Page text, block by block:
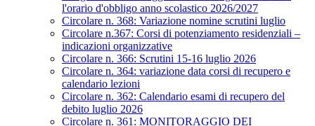
l'orario d'obbligo anno scolastico 2026/2027
Circolare n. 368: Variazione nomine scrutini luglio
Circolare n.367: Corsi di potenziamento residenziali –
indicazioni organizzative
Circolare n. 366: Scrutini 15-16 luglio 2026
Circolare n. 364: variazione data corsi di recupero e
calendario lezioni
Circolare n. 362: Calendario esami di recupero del
debito luglio 2026
Circolare n. 361: MONITORAGGIO DEI